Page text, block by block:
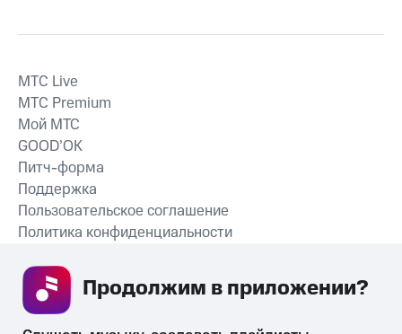
СКАЧАТЬ ПРИЛОЖЕНИЕ
MTС Live
MTС Premium
Мой МТС
GOOD’OK
Питч-форма
Поддержка
Пользовательское соглашение
Политика конфиденциальности